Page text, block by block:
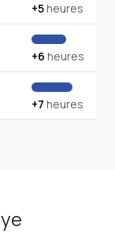
+5heures
+6 heures
+7 heures